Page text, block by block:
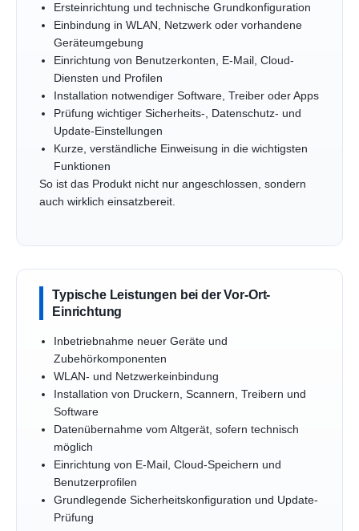
Ersteinrichtung und technische Grundkonfiguration
Einbindung in WLAN, Netzwerk oder vorhandene
Geräteumgebung
Einrichtung von Benutzerkonten, E-Mail, Cloud-
Diensten und Profilen
Installation notwendiger Software, Treiber oder Apps
Prüfung wichtiger Sicherheits-, Datenschutz- und
Update-Einstellungen
Kurze, verständliche Einweisung in die wichtigsten
Funktionen
So ist das Produkt nicht nur angeschlossen, sondern
auch wirklich einsatzbereit.
Typische Leistungen bei der Vor-Ort-
Einrichtung
Inbetriebnahme neuer Geräte und
Zubehörkomponenten
WLAN- und Netzwerkeinbindung
Installation von Druckern, Scannern, Treibern und
Software
Datenübernahme vom Altgerät, sofern technisch
möglich
Einrichtung von E-Mail, Cloud-Speichern und
Benutzerprofilen
Grundlegende Sicherheitskonfiguration und Update-
Prüfung